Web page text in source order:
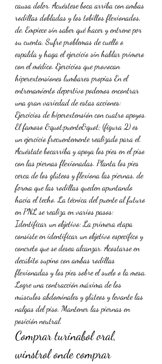
causa dolor. Acuéstese boca arriba con ambas
rodillas dobladas y los tobillos flexionados,
de. Empiece sin saber qué hacer y entrene por
su cuenta. Sufre problemas de cuello o
espalda y haga el ejercicio sin hablar primero
con el médico. Ejercicios que provocan
hiperextensiones lumbares propias En el
entrenamiento deportivo podemos encontrar
una gran variedad de estas acciones:
Ejercicios de hiperextensión con cuatro apoyos.
El famoso &quot;puente&quot; (figura 2) es
un ejercicio frecuentemente realizado para el.
Acuéstate bocarriba y apoya los pies en el piso
con las piernas flexionadas. Planta los pies
cerca de los glúteos y flexiona las piernas, de
forma que las rodillas queden apuntando
hacia el techo. La técnica del puente al futuro
en PNL se realiza en varios pasos:
Identificar un objetivo: La primera etapa
consiste en identificar un objetivo específico y
concreto que se desea alcanzar. Acostarse en
decúbito supino con ambas rodillas
flexionadas y los pies sobre el suelo o la mesa.
Logre una contracción máxima de los
músculos abdominales y glúteos y levante las
nalgas del piso. Mantener las piernas en
posición neutral.
Comprar turinabol oral,
winstrol onde comprar